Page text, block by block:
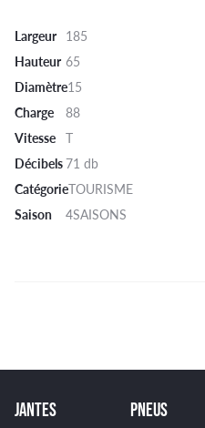
Largeur 185
Hauteur 65
Diamètre15
Charge
88
Vitesse T
Décibels71 db
CatégorieTOURISME
Saison
4SAISONS
JANTES PNEUS